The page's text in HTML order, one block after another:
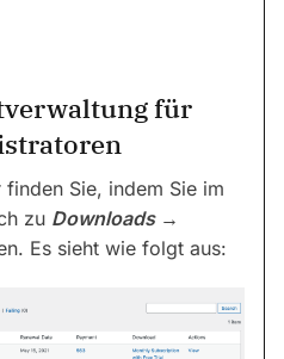
für
Sie, indem Sie im
zu Downloads →
Es sieht wie folgt aus: